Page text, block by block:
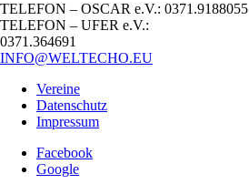
TELEFON – OSCAR e.V.: 0371.9188055
TELEFON – UFER e.V.:
0371.364691
INFO@WELTECHO.EU
Vereine
Datenschutz
Impressum
Facebook
Google